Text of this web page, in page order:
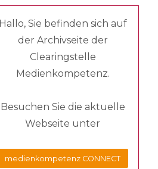
Hallo, Sie befinden sich auf
der Archivseite der
Clearingstelle
Medienkompetenz.
Besuchen Sie die aktuelle
Webseite unter
medienkompetenz CONNECT